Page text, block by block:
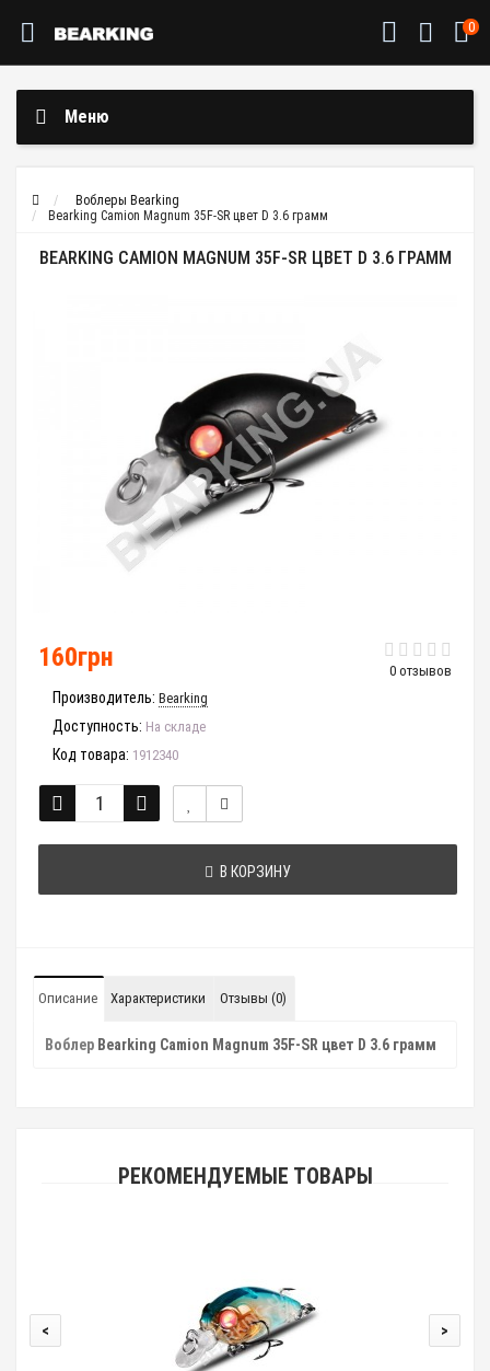
0
Меню
Воблеры Bearking
Bearking Camion Magnum 35F-SR цвет D 3.6 грамм
BEARKING CAMION MAGNUM 35F-SR ЦВЕТ D 3.6 ГРАММ
0 отзывов
160грн
Производитель: Bearking
Доступность: На складе
Код товара: 1912340
В КОРЗИНУ
Описание Характеристики Отзывы (0)
Воблер Bearking Camion Magnum 35F-SR цвет D 3.6 грамм
РЕКОМЕНДУЕМЫЕ ТОВАРЫ
< >